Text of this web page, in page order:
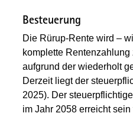
Besteuerung
Die Rürup-Rente wird –
komplette
aufgrund der wiederholt
Derzeit liegt der
2025). Der
im Jahr 2058 erreicht sein